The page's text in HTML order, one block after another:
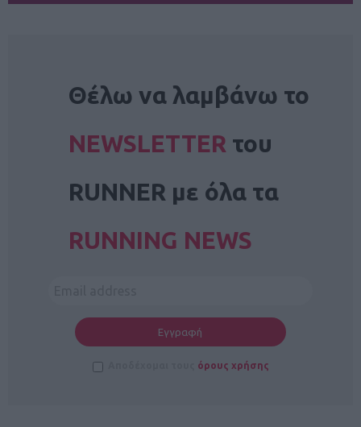
Θέλω να λαμβάνω το
NEWSLETTER του
RUNNER με όλα τα
RUNNING NEWS
όρους χρήσης